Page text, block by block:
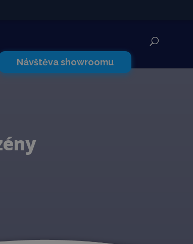
Návštěva showroomu